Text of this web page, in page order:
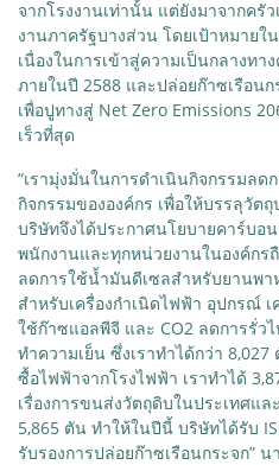
จากโรงงานเท่านั้น แต่ยังมาจากครั
งานภาครัฐบางส่วน โดยเป้าหมายใ
เนื่องในการเข้าสู่ความเป็นกลางท
ภายในปี 2588 และปล่อยก๊าซเรือน
เพื่อปูทางสู่ Net Zero Emissions
เร็วที่สุด
“เรามุ่งมั่นในการดำเนินกิจกรรมลด
กิจกรรมขององค์กร เพื่อให้บรรลุวัต
บริษัทจึงได้ประกาศนโยบายคาร์บอ
พนักงานและทุกหน่วยงานในองค์กร
ลดการใช้น้ำมันดีเซลสำหรับยานพ
สำหรับเครื่องกำเนิดไฟฟ้า อุปกรณ์
ใช้ก๊าซแอลพีจี และ CO2 ลดการรั่ว
ทำความเย็น ซึ่งเราทำได้กว่า 8,027
ซื้อไฟฟ้าจากโรงไฟฟ้า เราทำได้
เรื่องการขนส่งวัตถุดิบในประเทศแล
5,865 ตัน ทำให้ในปีนี้ บริษัทได้รับ
รับรองการปล่อยก๊าซเรือนกระจก”